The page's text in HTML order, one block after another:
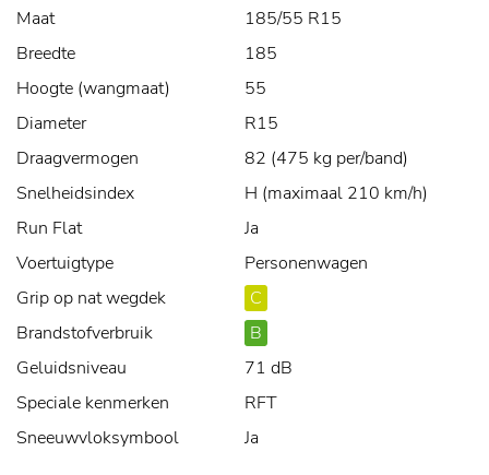
Maat
185/55 R15
Breedte
185
Hoogte (wangmaat)
55
Diameter
R15
Draagvermogen
82 (475 kg per/band)
Snelheidsindex
H (maximaal 210 km/h)
Run Flat
Ja
Voertuigtype
Personenwagen
Grip op nat wegdek
C
Brandstofverbruik
B
Geluidsniveau
71 dB
Speciale kenmerken
RFT
Sneeuwvloksymbool
Ja